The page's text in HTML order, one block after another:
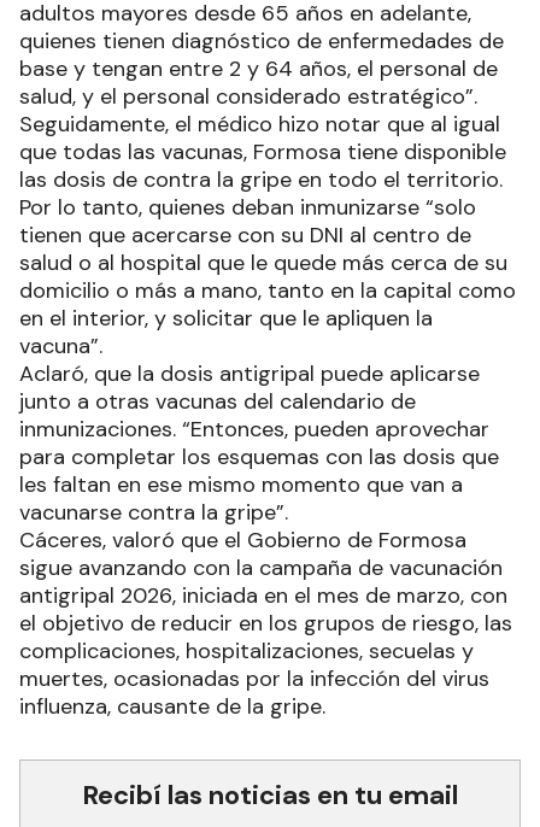
adultos mayores desde 65 años en adelante,
quienes tienen diagnóstico de enfermedades de
base y tengan entre 2 y 64 años, el personal de
salud, y el personal considerado estratégico”.
Seguidamente, el médico hizo notar que al igual
que todas las vacunas, Formosa tiene disponible
las dosis de contra la gripe en todo el territorio.
Por lo tanto, quienes deban inmunizarse “solo
tienen que acercarse con su DNI al centro de
salud o al hospital que le quede más cerca de su
domicilio o más a mano, tanto en la capital como
en el interior, y solicitar que le apliquen la
vacuna”.
Aclaró, que la dosis antigripal puede aplicarse
junto a otras vacunas del calendario de
inmunizaciones. “Entonces, pueden aprovechar
para completar los esquemas con las dosis que
les faltan en ese mismo momento que van a
vacunarse contra la gripe”.
Cáceres, valoró que el Gobierno de Formosa
sigue avanzando con la campaña de vacunación
antigripal 2026, iniciada en el mes de marzo, con
el objetivo de reducir en los grupos de riesgo, las
complicaciones, hospitalizaciones, secuelas y
muertes, ocasionadas por la infección del virus
influenza, causante de la gripe.
Recibí las noticias en tu email